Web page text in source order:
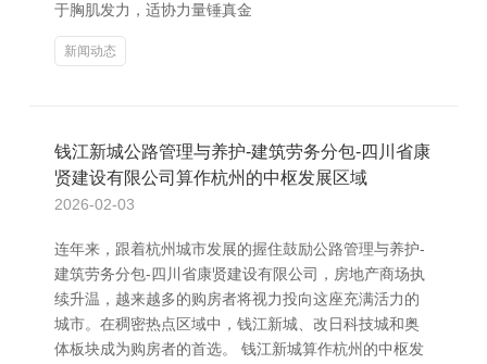
于胸肌发力，适协力量锤真金
新闻动态
钱江新城公路管理与养护-建筑劳务分包-四川省康
贤建设有限公司算作杭州的中枢发展区域
2026-02-03
连年来，跟着杭州城市发展的握住鼓励公路管理与养护-
建筑劳务分包-四川省康贤建设有限公司，房地产商场执
续升温，越来越多的购房者将视力投向这座充满活力的
城市。在稠密热点区域中，钱江新城、改日科技城和奥
体板块成为购房者的首选。 钱江新城算作杭州的中枢发